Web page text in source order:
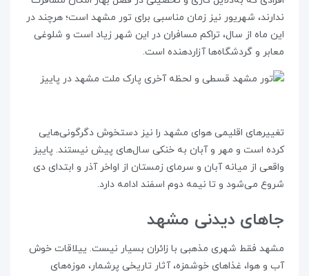
ندارند، شهریور نیز زمان مناسبی برای تور مشهد است؛ هرچند در
این ماه از سال، تراکم مسافران در این شهر زیاد است و شلوغی
معابر و گردشگاه‌ها آزاردهنده است.
تغییرهای اقلیمی هوای مشهد را نیز دستخوش دگرگونی‌هایی
کرده است و مهر و آبان به خنکی سال‌های پیش نیستند. پاییز
واقعی از میانه آبان و سرمای زمستان از اواخر آذر و ابتدای دی
شروع می‌شود و تا نیمه دوم اسفند ادامه دارد.
جاهای دیدنی مشهد
مشهد فقط شهری مذهبی با زائران بسیار نیست. ییلاقات خوش
آب و هوا، غذاهای خوشمزه، آثار تاریخی پرشمار، موزه‌های